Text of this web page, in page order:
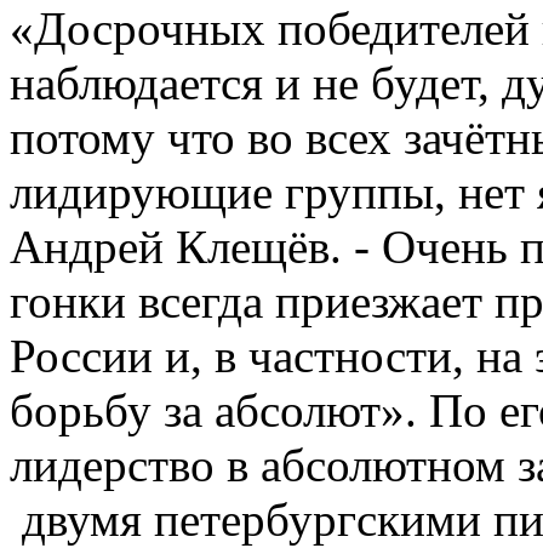
«Досрочных победителей
наблюдается и не будет,
потому что во всех
лидирующие группы, нет
Андрей Клещёв. - Очень
гонки всегда приезжает
России и, в частности,
борьбу за абсолют». По
лидерство в абсолютном
двумя петербургскими